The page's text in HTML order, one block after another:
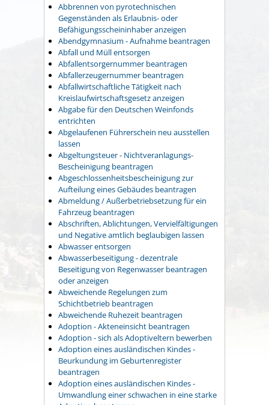
Abbrennen von pyrotechnischen
Gegenständen als Erlaubnis- oder
Befähigungsscheininhaber anzeigen
Abendgymnasium - Aufnahme beantragen
Abfall und Müll entsorgen
Abfallentsorgernummer beantragen
Abfallerzeugernummer beantragen
Abfallwirtschaftliche Tätigkeit nach
Kreislaufwirtschaftsgesetz anzeigen
Abgabe für den Deutschen Weinfonds
entrichten
Abgelaufenen Führerschein neu ausstellen
lassen
Abgeltungsteuer - Nichtveranlagungs-
Bescheinigung beantragen
Abgeschlossenheitsbescheinigung zur
Aufteilung eines Gebäudes beantragen
Abmeldung / Außerbetriebsetzung für ein
Fahrzeug beantragen
Abschriften, Ablichtungen, Vervielfältigungen
und Negative amtlich beglaubigen lassen
Abwasser entsorgen
Abwasserbeseitigung - dezentrale
Beseitigung von Regenwasser beantragen
oder anzeigen
Abweichende Regelungen zum
Schichtbetrieb beantragen
Abweichende Ruhezeit beantragen
Adoption - Akteneinsicht beantragen
Adoption - sich als Adoptiveltern bewerben
Adoption eines ausländischen Kindes -
Beurkundung im Geburtenregister
beantragen
Adoption eines ausländischen Kindes -
Umwandlung einer schwachen in eine starke